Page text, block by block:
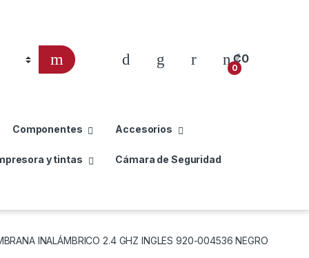
0
₡0
Componentes Accesorios
y tintas Cámara de Seguridad
INALÁMBRICO 2.4 GHZ INGLES 920-004536 NEGRO